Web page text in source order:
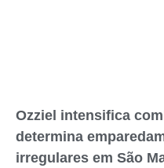
Ozziel intensifica
determina
irregulares em São